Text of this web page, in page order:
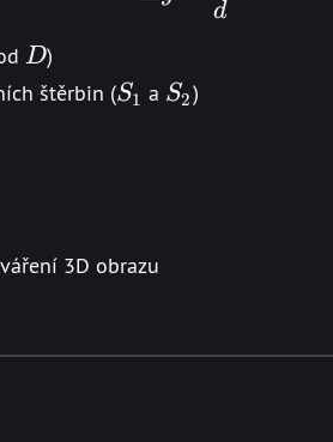
d
D
D)
štěrbin (S_{1}
S1 a S_{2}
S2)
3D obrazu